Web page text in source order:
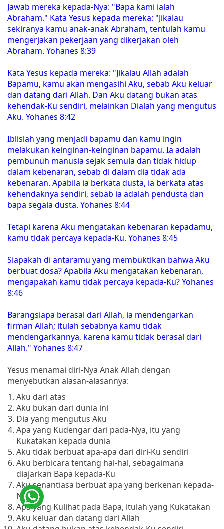
Jawab mereka kepada-Nya: "Bapa kami ialah
Abraham." Kata Yesus kepada mereka: "Jikalau
sekiranya kamu anak-anak Abraham, tentulah kamu
mengerjakan pekerjaan yang dikerjakan oleh
Abraham. Yohanes 8:39
Kata Yesus kepada mereka: "Jikalau Allah adalah
Bapamu, kamu akan mengasihi Aku, sebab Aku keluar
dan datang dari Allah. Dan Aku datang bukan atas
kehendak-Ku sendiri, melainkan Dialah yang mengutus
Aku. Yohanes 8:42
Iblislah yang menjadi bapamu dan kamu ingin
melakukan keinginan-keinginan bapamu. Ia adalah
pembunuh manusia sejak semula dan tidak hidup
dalam kebenaran, sebab di dalam dia tidak ada
kebenaran. Apabila ia berkata dusta, ia berkata atas
kehendaknya sendiri, sebab ia adalah pendusta dan
bapa segala dusta. Yohanes 8:44
Tetapi karena Aku mengatakan kebenaran kepadamu,
kamu tidak percaya kepada-Ku. Yohanes 8:45
Siapakah di antaramu yang membuktikan bahwa Aku
berbuat dosa? Apabila Aku mengatakan kebenaran,
mengapakah kamu tidak percaya kepada-Ku? Yohanes
8:46
Barangsiapa berasal dari Allah, ia mendengarkan
firman Allah; itulah sebabnya kamu tidak
mendengarkannya, karena kamu tidak berasal dari
Allah." Yohanes 8:47
Yesus menamai diri-Nya Anak Allah dengan
menyebutkan alasan-alasannya:
Aku dari atas
Aku bukan dari dunia ini
Dia yang mengutus Aku
Apa yang Kudengar dari pada-Nya, itu yang
Kukatakan kepada dunia
Aku tidak berbuat apa-apa dari diri-Ku sendiri
Aku berbicara tentang hal-hal, sebagaimana
diajarkan Bapa kepada-Ku
Aku senantiasa berbuat apa yang berkenan kepada-
Nya
Apa yang Kulihat pada Bapa, itulah yang Kukatakan
Aku keluar dan datang dari Allah